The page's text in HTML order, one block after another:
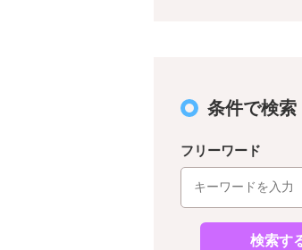
条件で検索
フリーワード
検索す